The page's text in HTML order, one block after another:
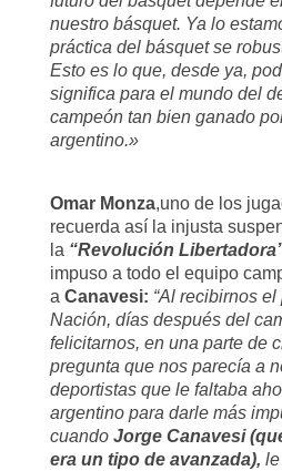
nuestro básquet. Ya lo
práctica del básquet se
Esto es lo que, desde ya,
significa para el mundo del
campeón tan bien ganado
argentino.»
Omar Monza,uno de los
recuerda asíla injusta
la “Revolución
impuso a todo el equipo
a Canavesi: “Al recibirnos el
Nación, días después del
felicitarnos, en una parte de
pregunta que nos parecía a
deportistas que le faltaba
argentino para darle más
cuando Jorge Canavesi
era un tipo de avanzada),